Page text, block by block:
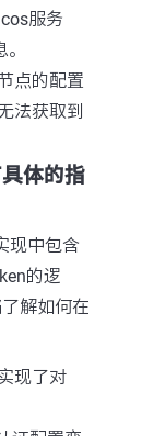
服务
点的配置
法获取到
体的指
现中包含
的逻
解如何在
现了对